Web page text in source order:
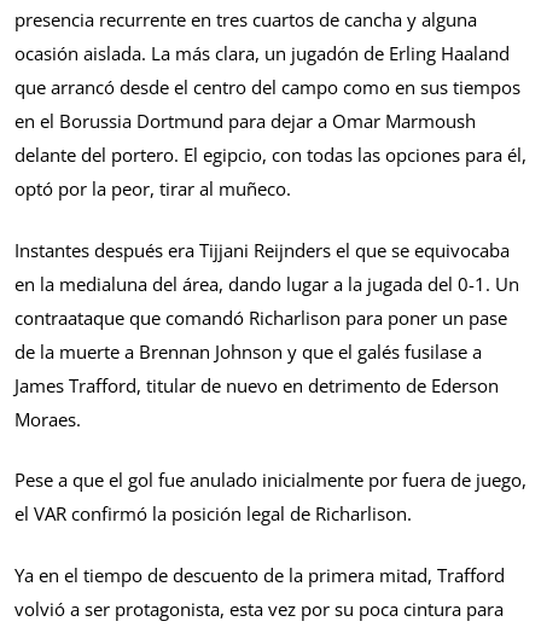
presencia recurrente en tres cuartos de cancha y alguna
ocasión aislada. La más clara, un jugadón de Erling Haaland
que arrancó desde el centro del campo como en sus tiempos
en el Borussia Dortmund para dejar a Omar Marmoush
delante del portero. El egipcio, con todas las opciones para él,
optó por la peor, tirar al muñeco.
Instantes después era Tijjani Reijnders el que se equivocaba
en la medialuna del área, dando lugar a la jugada del 0-1. Un
contraataque que comandó Richarlison para poner un pase
de la muerte a Brennan Johnson y que el galés fusilase a
James Trafford, titular de nuevo en detrimento de Ederson
Moraes.
Pese a que el gol fue anulado inicialmente por fuera de juego,
el VAR confirmó la posición legal de Richarlison.
Ya en el tiempo de descuento de la primera mitad, Trafford
volvió a ser protagonista, esta vez por su poca cintura para